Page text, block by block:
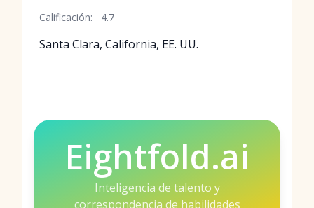
Calificación: 4.7
Santa Clara, California, EE. UU.
Eightfold.ai
Inteligencia de talento y
correspondencia de habilidades